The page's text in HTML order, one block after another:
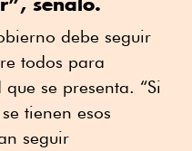
debe seguir
todos para
se presenta. “Si
tienen esos
seguir